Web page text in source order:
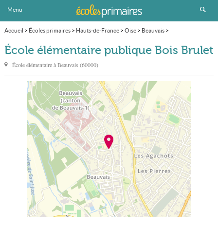
Menu
Accueil > Écoles primaires> Hauts-de-France> Oise> Beauvais>
École élémentaire publique Bois Brulet
École élémentaire publique Bois Brulet
École élémentaire àBeauvais (60000)